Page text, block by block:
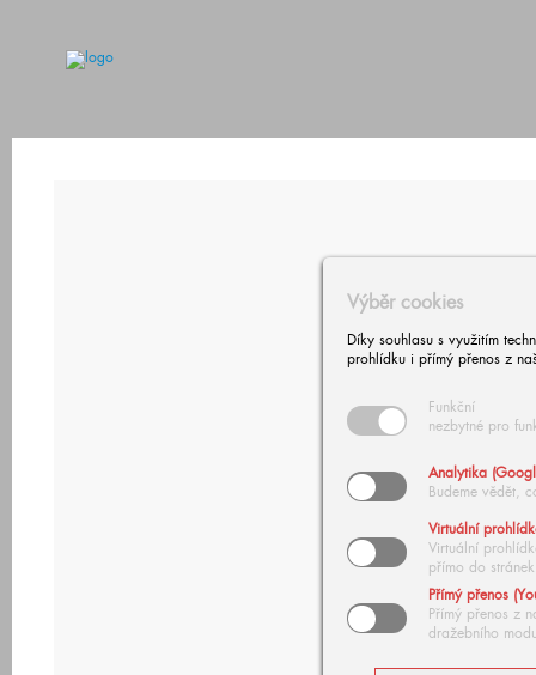
Výběr cookies
Díky souhlasu s využitím
prohlídku i přímý přenos z
Funkční
nezbytné pro
Analytika
Budeme vědět,
Virtuální
Virtuální
přímo do stránek
Přímý přenos
Přímý přenos z
dražebního